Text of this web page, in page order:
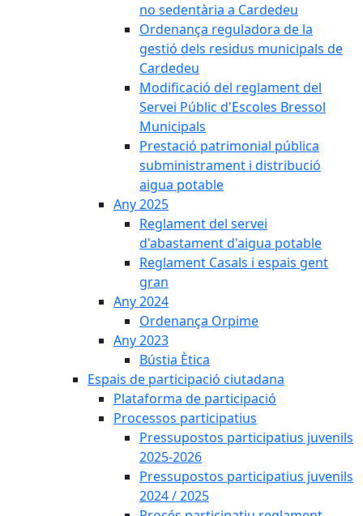
no sedentària a Cardedeu
Ordenança reguladora de la
gestió dels residus municipals de
Cardedeu
Modificació del reglament del
Servei Públic d'Escoles Bressol
Municipals
Prestació patrimonial pública
subministrament i distribució
aigua potable
Any 2025
Reglament del servei
d'abastament d'aigua potable
Reglament Casals i espais gent
gran
Any 2024
Ordenança Orpime
Any 2023
Bústia Ètica
Espais de participació ciutadana
Plataforma de participació
Processos participatius
Pressupostos participatius juvenils
2025-2026
Pressupostos participatius juvenils
2024 / 2025